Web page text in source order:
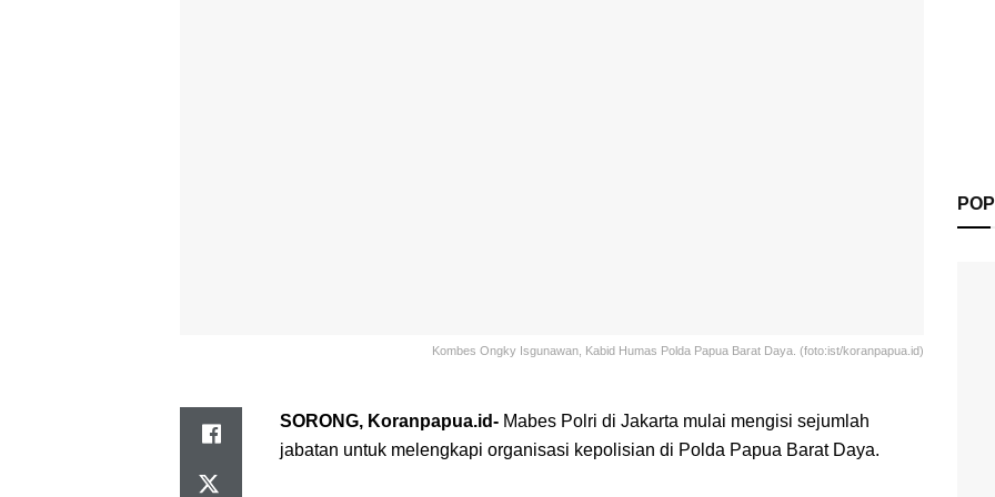
Kombes Ongky Isgunawan, Kabid Humas Polda Papua Barat Daya. (foto:ist/koranpapua.id)
SORONG, Koranpapua.id- Mabes Polri di Jakarta mulai mengisi sejumlah
jabatan untuk melengkapi organisasi kepolisian di Polda Papua Barat Daya.